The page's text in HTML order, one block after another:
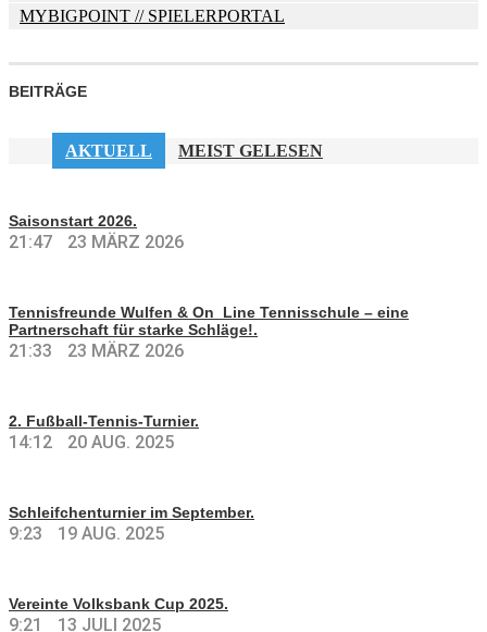
MYBIGPOINT // SPIELERPORTAL
BEITRÄGE
AKTUELL MEIST GELESEN
Saisonstart 2026.
21:47 23 MÄRZ 2026
Tennisfreunde Wulfen & On_Line Tennisschule – eine
Partnerschaft für starke Schläge!.
21:33 23 MÄRZ 2026
2. Fußball-Tennis-Turnier.
14:12 20 AUG. 2025
Schleifchenturnier im September.
9:23 19 AUG. 2025
Vereinte Volksbank Cup 2025.
9:21 13 JULI 2025